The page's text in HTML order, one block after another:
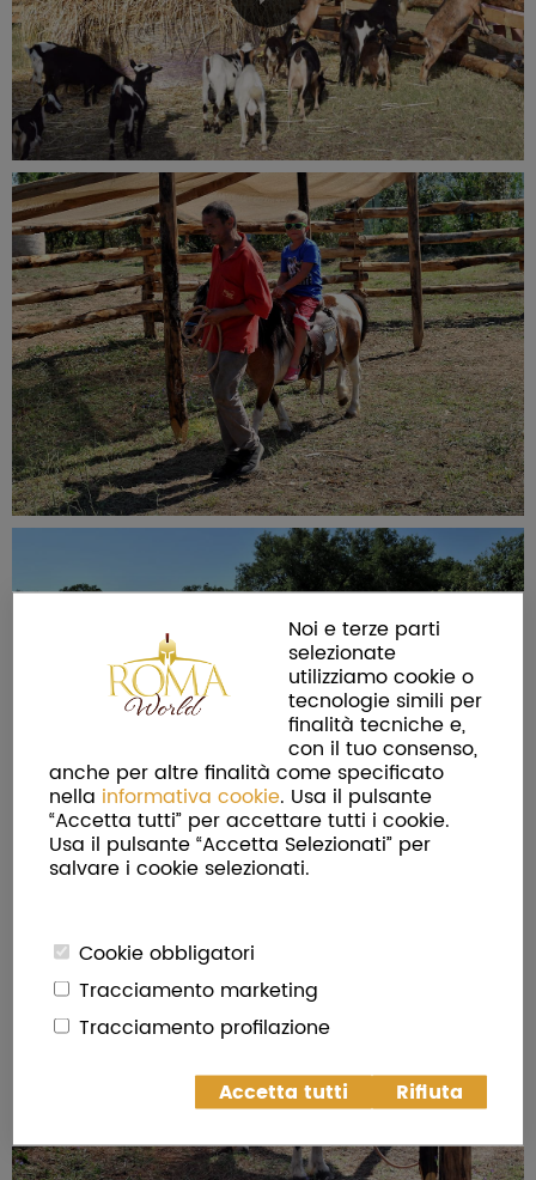
Noi e terze parti
selezionate
utilizziamo cookie o
tecnologie simili per
finalità tecniche e,
con il tuo consenso,
anche per altre finalità come specificato
nella informativa cookie. Usa il pulsante
“Accetta tutti” per accettare tutti i cookie.
Usa il pulsante “Accetta Selezionati” per
salvare i cookie selezionati.
Cookie obbligatori
Tracciamento marketing
Tracciamento profilazione
Accetta tutti Rifiuta